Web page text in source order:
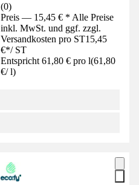
(0)
Preis — 15,45 € * Alle Preise
inkl. MwSt. und ggf. zzgl.
Versandkosten pro ST15,45
€*/ ST
Entspricht 61,80 € pro l(61,80
€/ l)